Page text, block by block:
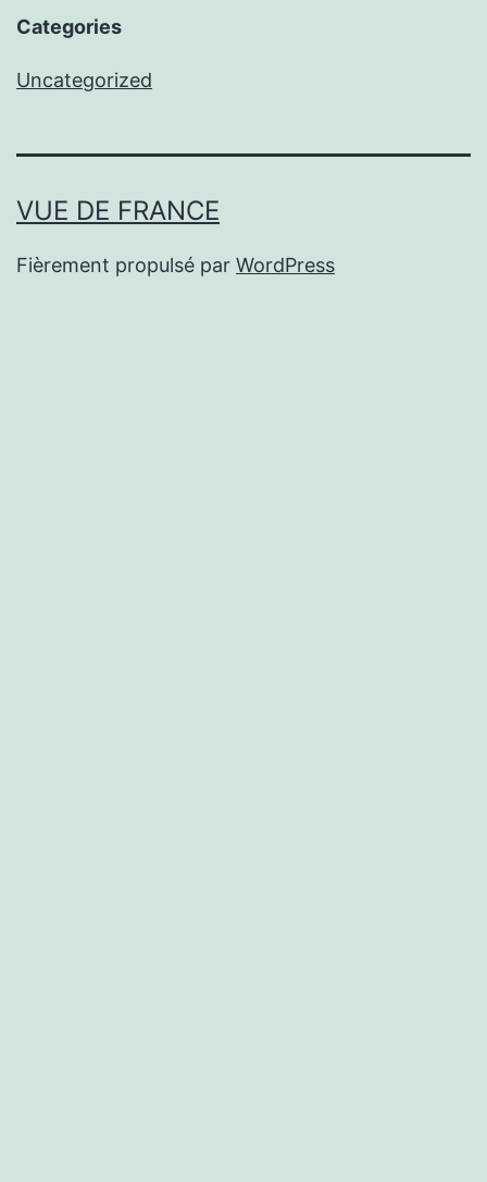
Categories
Uncategorized
VUE DE FRANCE
Fièrement propulsé par WordPress